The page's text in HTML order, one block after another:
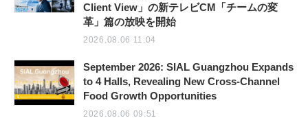
Client View」の新テレビCM「チームの変
革」篇の放映を開始
2026.08.06 11:04
September 2026: SIAL Guangzhou Expands
to 4 Halls, Revealing New Cross-Channel
Food Growth Opportunities
2026.08.06 09:51